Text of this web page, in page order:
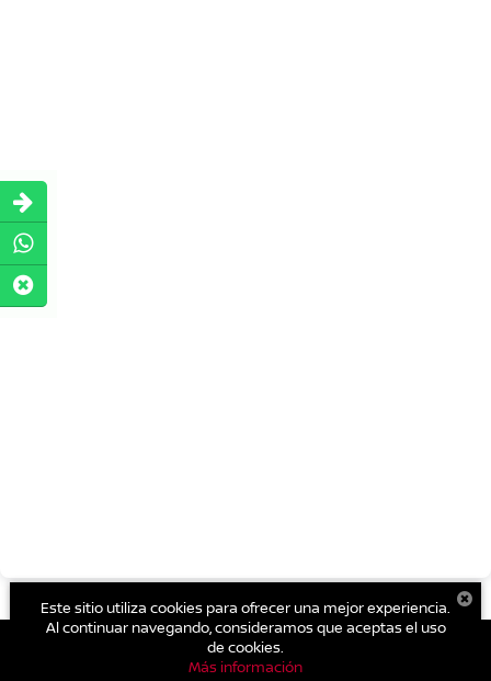
Este sitio utiliza cookies para ofrecer una mejor experiencia.
Al continuar navegando, consideramos que aceptas el uso
de cookies.
Más información